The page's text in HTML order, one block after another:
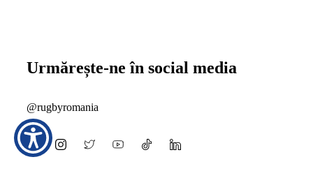
Urmărește-ne în social media
@rugbyromania